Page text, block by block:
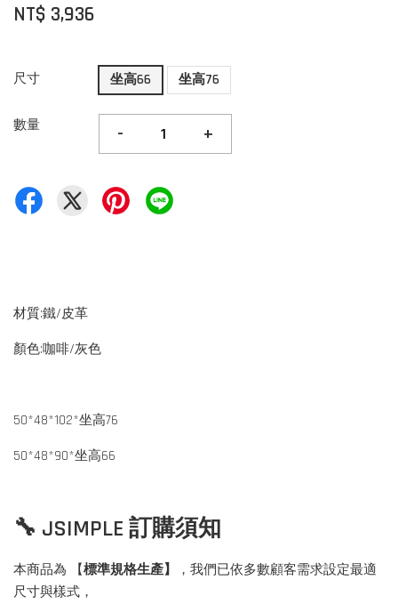
NT$ 3,936
尺寸 坐高66 坐高76
數量 - +
材質:鐵/皮革
顏色:咖啡/灰色
50*48*102*坐高76
50*48*90*坐高66
🔧 JSIMPLE 訂購須知
本商品為 【標準規格生產】
，我們已依多數顧客需求設定最適
尺寸與樣式，